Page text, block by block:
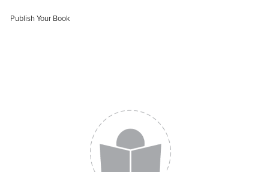
Publish Your Book